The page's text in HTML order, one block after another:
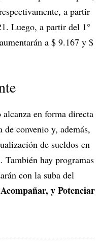
a partir
Luego, a partir del 1°
a $ 9.167 y $
en forma directa
convenio y, además,
de sueldos en
hay programas
con la suba del
y Potenciar